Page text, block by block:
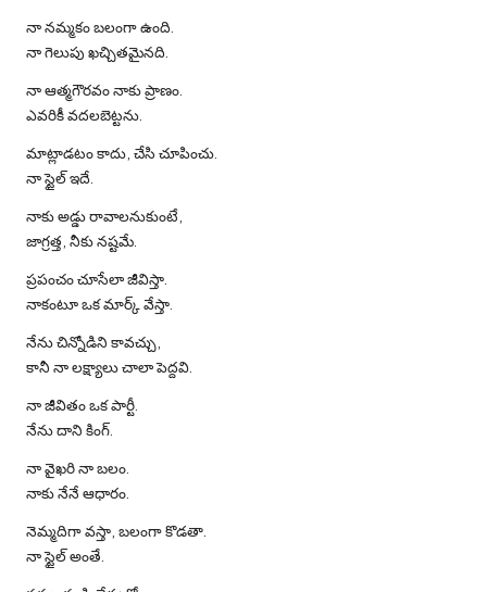
నా నమ్మకం బలంగా ఉంది.
నా గెలుపు ఖచ్చితమైనది.
నా ఆత్మగౌరవం నాకు ప్రాణం.
ఎవరికీ వదలబెట్టను.
మాట్లాడటం కాదు, చేసి చూపించు.
నా స్టైల్ ఇదే.
నాకు అడ్డు రావాలనుకుంటే,
జాగ్రత్త, నీకు నష్టమే.
ప్రపంచం చూసేలా జీవిస్తా.
నాకంటూ ఒక మార్క్ వేస్తా.
నేను చిన్నోడిని కావచ్చు,
కానీ నా లక్ష్యాలు చాలా పెద్దవి.
నా జీవితం ఒక పార్టీ.
నేను దాని కింగ్.
నా వైఖరి నా బలం.
నాకు నేనే ఆధారం.
నెమ్మదిగా వస్తా, బలంగా కొడతా.
నా స్టైల్ అంతే.